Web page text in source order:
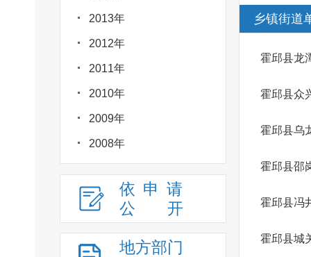
2013年
2012年
2011年
2010年
2009年
2008年
依申请
公
开
地方部门
乡镇街道
霍邱县龙
霍邱县众
霍邱县乌
霍邱县邵
霍邱县冯
霍邱县城